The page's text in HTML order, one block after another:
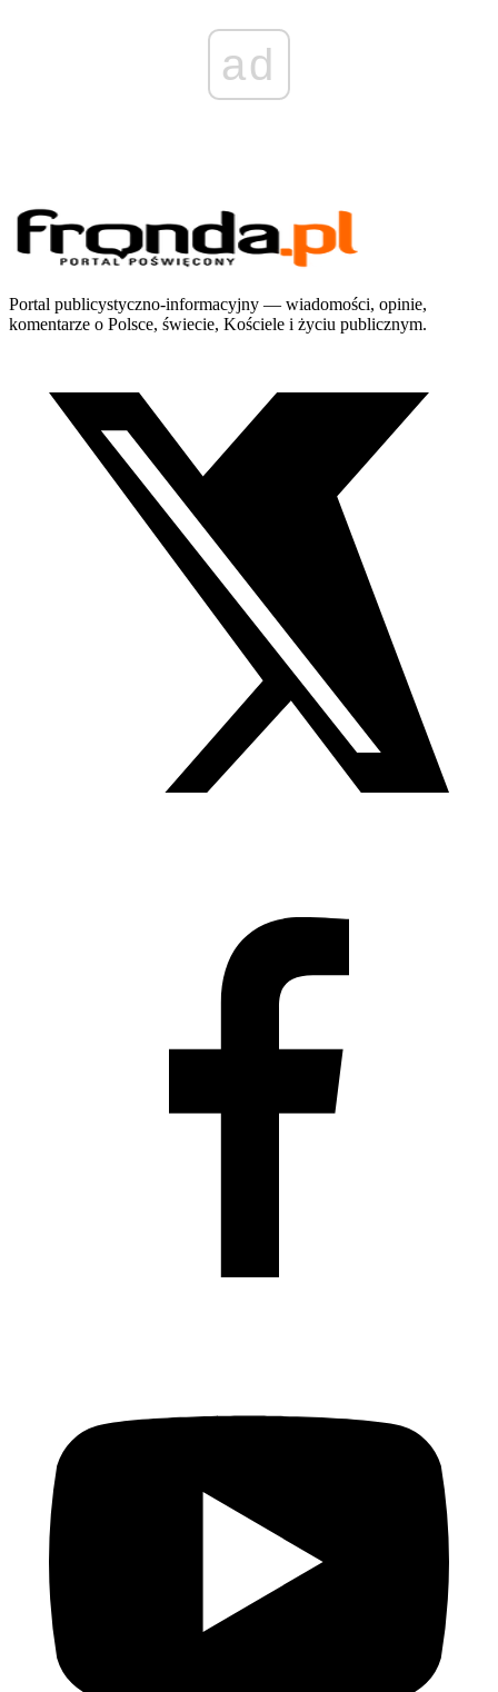
ad
Portal publicystyczno-informacyjny — wiadomości, opinie,
komentarze o Polsce, świecie, Kościele i życiu publicznym.